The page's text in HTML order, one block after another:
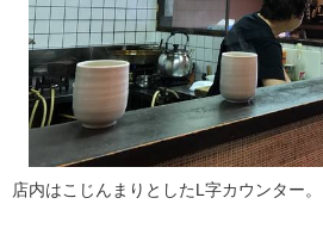
店内はこじんまりとしたL字カウンター。